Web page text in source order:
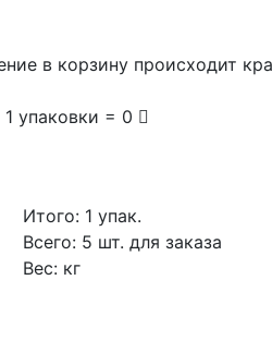
в корзину происходит
упаковки = 0
Итого: 1 упак.
Всего: 5 шт. для заказа
Вес: кг